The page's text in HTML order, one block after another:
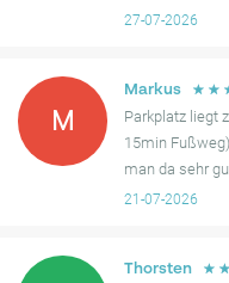
27-07-2026
M
Markus ☆ ☆
Parkplatz liegt
15min
man da sehr
21-07-2026
Thorsten ☆ ☆